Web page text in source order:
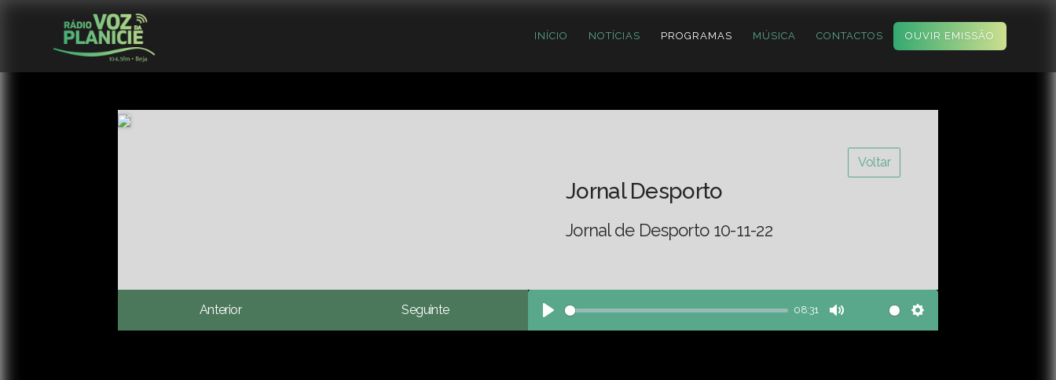
INÍCIO NOTÍCIAS PROGRAMAS MÚSICA CONTACTOS OUVIR EMISSÃO
Voltar
Jornal Desporto
Jornal de Desporto 10-11-22
Anterior Seguinte
Play
08:31
Mute Settings